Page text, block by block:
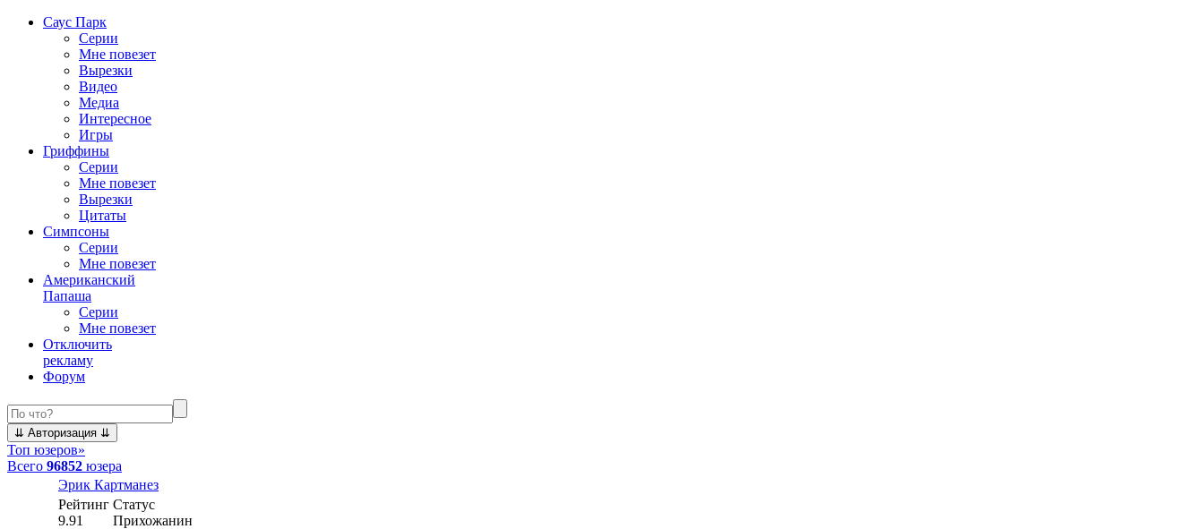
Саус Парк
Серии
Мне повезет
Вырезки
Видео
Медиа
Интересное
Игры
Гриффины
Серии
Мне повезет
Вырезки
Цитаты
Симпсоны
Серии
Мне повезет
Американский
Папаша
Серии
Мне повезет
Отключить
рекламу
Форум
Топ юзеров»
Всего 96852 юзера
Эрик Картманез
Рейтинг
9.91
Статус
Прихожанин